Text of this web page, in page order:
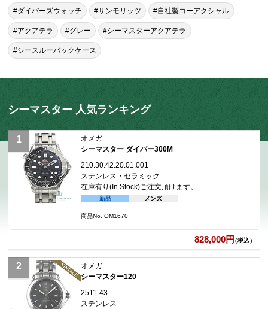
#ダイバーズウォッチ #サンモリッツ #自社製コーアクシャル
#アクアテラ #グレー #シーマスターアクアテラ
#シースルーバックケース
シーマスター 人気ランキング
オメガ
シーマスター ダイバー300M
210.30.42.20.01.001
ステンレス・セラミック
在庫有り(In Stock)ご注文頂けます。
新品 メンズ
商品No. OM1670
828,000円（税込）
オメガ
シーマスター120
2511-43
ステンレス